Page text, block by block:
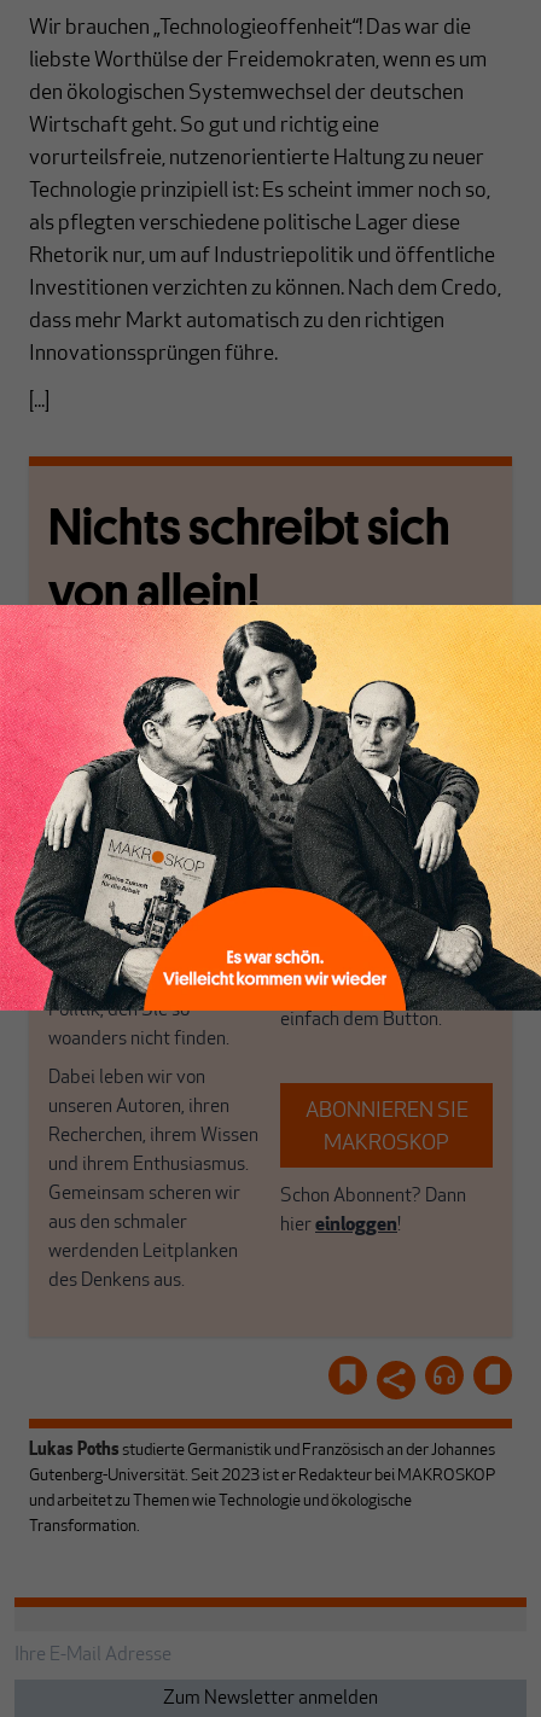
Inhaltsverzeichnis
Wir brauchen „Technologieoffenheit“! Das war die
liebste Worthülse der Freidemokraten, wenn es um
den ökologischen Systemwechsel der deutschen
Wirtschaft geht. So gut und richtig eine
vorurteilsfreie, nutzenorientierte Haltung zu neuer
Technologie prinzipiell ist: Es scheint immer noch so,
als pflegten verschiedene politische Lager diese
Rhetorik nur, um auf Industriepolitik und öffentliche
Investitionen verzichten zu können. Nach dem Credo,
dass mehr Markt automatisch zu den richtigen
Innovationssprüngen führe.
[...]
Nichts schreibt sich
von allein!
Nur für Abonnenten
MAKROSKOP analysiert
wirtschaftspolitische
Themen aus einer
postkeynesianischen
Perspektive und ist damit
in Deutschland einzigartig.
MAKROSKOP steht für
das große Ganze. Wir
haben einen Blick auf
Geld, Wirtschaft und
Politik, den Sie so
woanders nicht finden.
Dabei leben wir von
unseren Autoren, ihren
Recherchen, ihrem Wissen
und ihrem Enthusiasmus.
Gemeinsam scheren wir
aus den schmaler
werdenden Leitplanken
des Denkens aus.
Wir verlassen die
journalistische Filterblase,
in der sich viele
eingerichtet haben. Wir
öffnen Fenster und
bringen frische Luft in die
engen und verstaubten
Debattenräume.
Brauchen Sie auch frische
Luft? Dann folgen Sie
einfach dem Button.
ABONNIEREN SIE
MAKROSKOP
Schon Abonnent? Dann
hiereinloggen!
Lukas Poths studierte Germanistik und Französisch an der Johannes
Gutenberg-Universität. Seit 2023 ist er Redakteur bei MAKROSKOP
und arbeitet zu Themen wie Technologie und ökologische
Transformation.